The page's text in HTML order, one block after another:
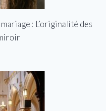
: L’originalité des